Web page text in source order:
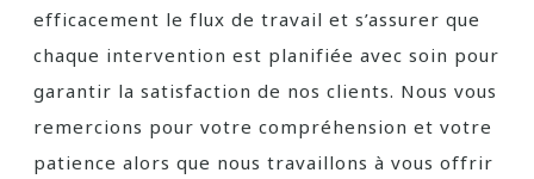
efficacement le flux de travail et s’assurer que
chaque intervention est planifiée avec soin pour
garantir la satisfaction de nos clients. Nous vous
remercions pour votre compréhension et votre
patience alors que nous travaillons à vous offrir